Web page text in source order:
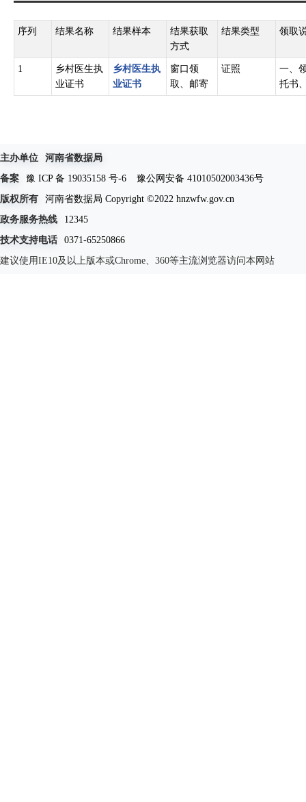
序列 结果名称 结果样本
结果获取
方式
结果类型 领取
1
乡村医生执
业证书
乡村医生执
业证书
窗口领
取、邮寄
证照
一、
托书
主办单位
河南省数据局
备案
豫 ICP 备 19035158 号-6
豫公网安备 41010502003436号
版权所有
河南省数据局 Copyright ©2022 hnzwfw.gov.cn
政务服务热线
12345
技术支持电话
0371-65250866
建议使用IE10及以上版本或Chrome、360等主流浏览器访问本网站